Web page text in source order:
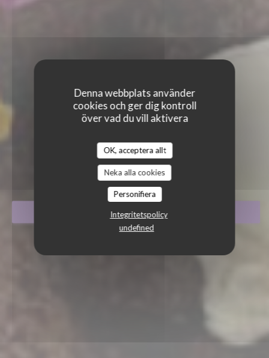
Denna webbplats använder
cookies och ger dig kontroll
över vad du vill aktivera
OK, acceptera allt
Neka alla cookies
Personifiera
Integritetspolicy
undefined
BISTROT GOURMAND
BISTROT GOURMAND
|CANNES
BOKA ETT BORD